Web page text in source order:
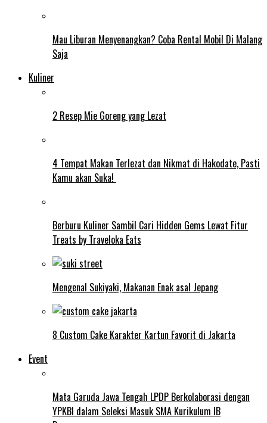
Mau Liburan Menyenangkan? Coba Rental Mobil Di Malang
Saja
Kuliner
2 Resep Mie Goreng yang Lezat
4 Tempat Makan Terlezat dan Nikmat di Hakodate, Pasti
Kamu akan Suka!
Berburu Kuliner Sambil Cari Hidden Gems Lewat Fitur
Treats by Traveloka Eats
Mengenal Sukiyaki, Makanan Enak asal Jepang
8 Custom Cake Karakter Kartun Favorit di Jakarta
Event
Mata Garuda Jawa Tengah LPDP Berkolaborasi dengan
YPKBI dalam Seleksi Masuk SMA Kurikulum IB